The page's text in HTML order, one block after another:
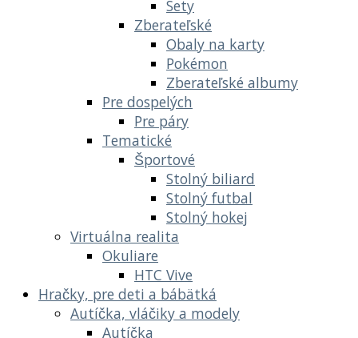
Sety
Zberateľské
Obaly na karty
Pokémon
Zberateľské albumy
Pre dospelých
Pre páry
Tematické
Športové
Stolný biliard
Stolný futbal
Stolný hokej
Virtuálna realita
Okuliare
HTC Vive
Hračky, pre deti a bábätká
Autíčka, vláčiky a modely
Autíčka